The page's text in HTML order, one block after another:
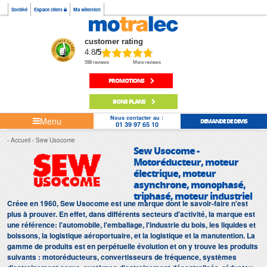
Société Espace client Ma sélection
customer rating
4.8/5
598 reviews More reviews
PROMOTIONS
BONS PLANS
Menu Nous contacter au :
01 39 97 65 10 DEMANDE DE DEVIS
Accueil Sew Usocome
Sew Usocome -
Motoréducteur, moteur
électrique, moteur
asynchrone, monophasé,
triphasé, moteur industriel
Créee en 1960, Sew Usocome est une marque dont le savoir-faire n'est
plus à prouver. En effet, dans différents secteurs d'activité, la marque est
une référence: l'automobile, l'emballage, l'industrie du bois, les liquides et
boissons, la logistique aéroportuaire, et la logistique et la manutention. La
gamme de produits est en perpétuelle évolution et on y trouve les produits
suivants : motoréducteurs, convertisseurs de fréquence, systèmes